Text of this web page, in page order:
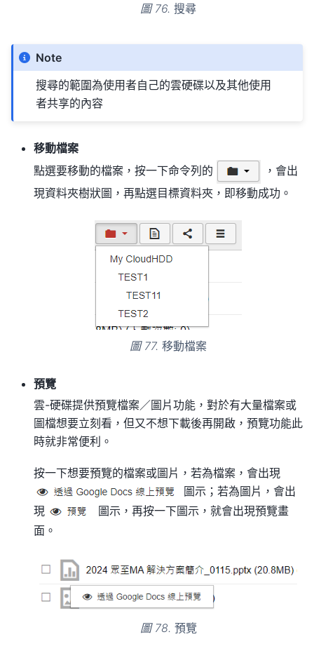
圖 76. 搜尋
Note
搜尋的範圍為使用者自己的雲硬碟以及其他使用
者共享的內容
移動檔案
點選要移動的檔案，按一下命令列的
，會出
現資料夾樹狀圖，再點選目標資料夾，即移動成功。
圖 77. 移動檔案
預覽
雲-硬碟提供預覽檔案／圖片功能，對於有大量檔案或
圖檔想要立刻看，但又不想下載後再開啟，預覽功能此
時就非常便利。
按一下想要預覽的檔案或圖片，若為檔案，會出現
圖示；若為圖片，會出
現
圖示，再按一下圖示，就會出現預覽畫
面。
圖 78. 預覽